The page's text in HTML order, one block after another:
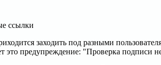
ссылки
заходить под разными
это предупреждение: "Проверка